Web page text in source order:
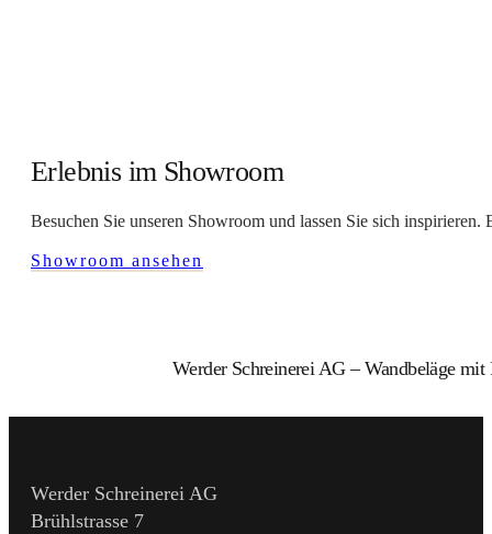
Erlebnis im Showroom
Besuchen Sie unseren Showroom und lassen Sie sich
Showroom ansehen
Werder Schreinerei AG – Wandbeläge
Werder Schreinerei AG
Brühlstrasse 7